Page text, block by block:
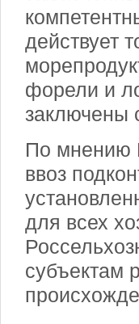
действует
форели и
заключены
По мнению
ввоз
для всех
субъектам